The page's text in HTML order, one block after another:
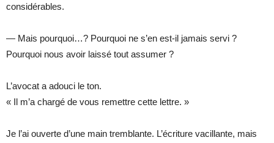
considérables.
— Mais pourquoi…? Pourquoi ne s’en est-il jamais servi ?
Pourquoi nous avoir laissé tout assumer ?
L’avocat a adouci le ton.
« Il m’a chargé de vous remettre cette lettre. »
Je l’ai ouverte d’une main tremblante. L’écriture vacillante, mais